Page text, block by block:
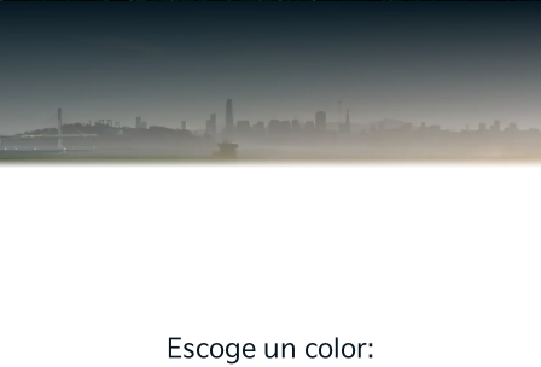
Escoge un color: